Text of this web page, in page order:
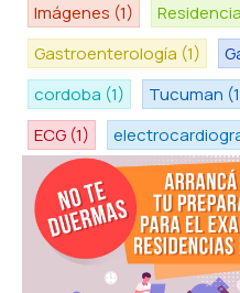
Imágenes (1)
Gastroenterología (1)
cordoba (1) Tucuman
ECG (1)